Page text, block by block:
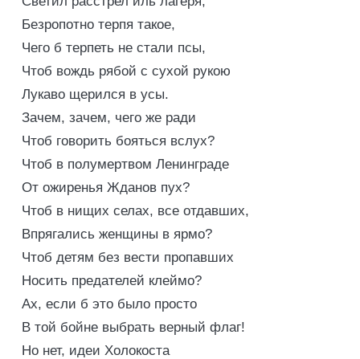
Безропотно терпя такое,
Чего б терпеть не стали псы,
Чтоб вождь рябой с сухой рукою
Лукаво щерился в усы.
Зачем, зачем, чего же ради
Чтоб говорить бояться вслух?
Чтоб в полумертвом Ленинграде
От ожиренья Жданов пух?
Чтоб в нищих селах, все отдавших,
Впрягались женщины в ярмо?
Чтоб детям без вести пропавших
Носить предателей клеймо?
Ах, если б это было просто
В той бойне выбрать верный флаг!
Но нет, идеи Холокоста